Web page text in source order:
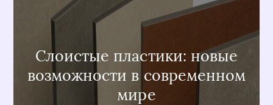
Слоистые пластики: новые
возможности в современном
мире